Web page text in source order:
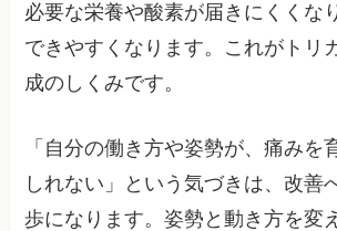
必要な栄養や酸素が届きにくくな
できやすくなります。これがトリ
成のしくみです。
「自分の働き方や姿勢が、痛みを
しれない」という気づきは、改善
歩になります。姿勢と動き方を変